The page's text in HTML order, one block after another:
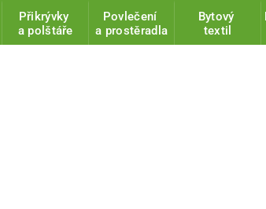
Přikrývky
a polštáře
Povlečení
a prostěradla
Bytový
textil